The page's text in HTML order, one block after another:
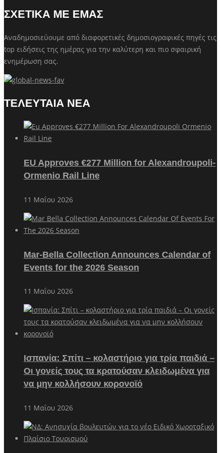
ΣΧΕΤΙΚΑ ΜΕ ΕΜΑΣ
Αναδημοσιεύουμε από διαφορετικές δημοσιογραφικές πηγές τις
top ειδήσεις της ημέρας για την καλύτερη και πιο σφαιρική
ενημέρωση σας.
ΤΕΛΕΥΤΑΙΑ ΝΕΑ
EU Approves €277 Million for Alexandroupoli-
Ormenio Rail Line
11 Μαΐου 2026
Mar-Bella Collection Announces Calendar of
Events for the 2026 Season
11 Μαΐου 2026
Ισπανία: Σπίτι – κολαστήριο για τρία παιδιά –
Οι γονείς τους τα κρατούσαν κλειδωμένα για
να μην κολλήσουν κορονοϊό
11 Μαΐου 2026